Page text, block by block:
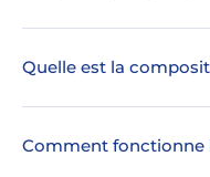
Quelle est la
Comment fonctionne